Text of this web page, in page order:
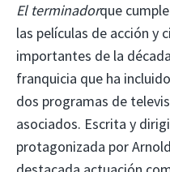
El terminadorque
las películas de acción y
importantes de la
franquicia que ha
dos programas de
asociados. Escrita y
protagonizada por